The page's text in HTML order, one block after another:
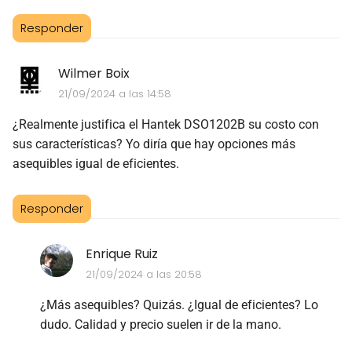
Responder
Wilmer Boix
21/09/2024 a las 14:58
¿Realmente justifica el Hantek DSO1202B su costo con
sus características? Yo diría que hay opciones más
asequibles igual de eficientes.
Responder
Enrique Ruiz
21/09/2024 a las 20:58
¿Más asequibles? Quizás. ¿Igual de eficientes? Lo
dudo. Calidad y precio suelen ir de la mano.